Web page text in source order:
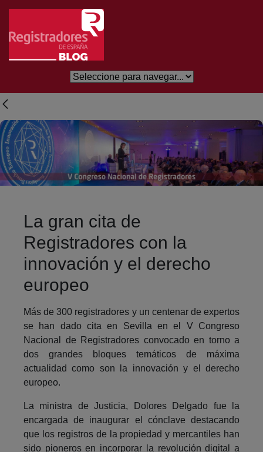
Skip to Main Content
La gran cita de
Registradores con la
innovación y el derecho
europeo
Más de 300 registradores y un centenar de expertos
se han dado cita en Sevilla en el V Congreso
Nacional de Registradores convocado en torno a
dos grandes bloques temáticos de máxima
actualidad como son la innovación y el derecho
europeo.
La ministra de Justicia, Dolores Delgado fue la
encargada de inaugurar el cónclave destacando
que los registros de la propiedad y mercantiles han
sido pioneros en incorporar la revolución digital a